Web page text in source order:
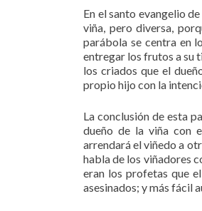
En el santo evangelio
viña, pero diversa,
parábola se centra en
entregar los frutos a su
los criados que el
propio hijo con la
La conclusión de esta
dueño de la viña con
arrendará el viñedo a
habla de los viñadores
eran los profetas que
asesinados; y más fácil